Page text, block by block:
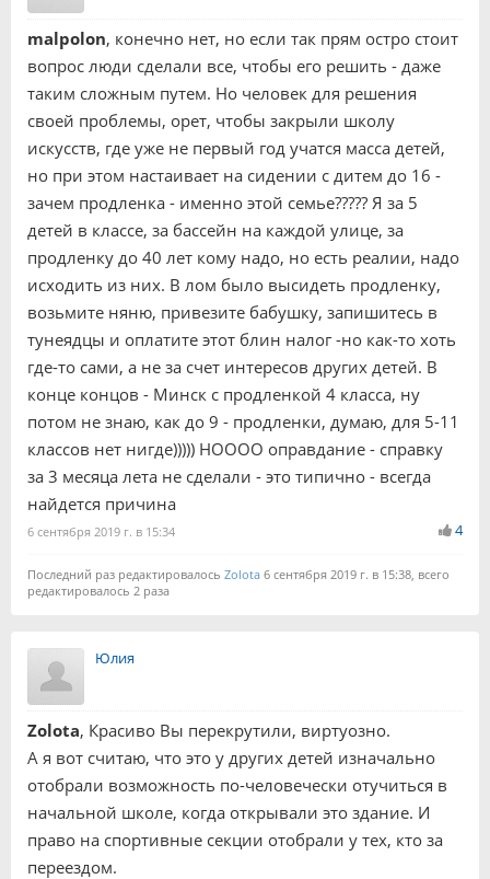
malpolon, конечно нет, но если так прям остро стоит
вопрос люди сделали все, чтобы его решить - даже
таким сложным путем. Но человек для решения
своей проблемы, орет, чтобы закрыли школу
искусств, где уже не первый год учатся масса детей,
но при этом настаивает на сидении с дитем до 16 -
зачем продленка - именно этой семье????? Я за 5
детей в классе, за бассейн на каждой улице, за
продленку до 40 лет кому надо, но есть реалии, надо
исходить из них. В лом было высидеть продленку,
возьмите няню, привезите бабушку, запишитесь в
тунеядцы и оплатите этот блин налог -но как-то хоть
где-то сами, а не за счет интересов других детей. В
конце концов - Минск с продленкой 4 класса, ну
потом не знаю, как до 9 - продленки, думаю, для 5-11
классов нет нигде))))) НОООО оправдание - справку
за 3 месяца лета не сделали - это типично - всегда
найдется причина
6 сентября 2019 г. в 15:34 4
Последний раз редактировалось Zolota 6 сентября 2019 г. в 15:38, всего
редактировалось 2 раза
Юлия
Zolota, Красиво Вы перекрутили, виртуозно.
А я вот считаю, что это у других детей изначально
отобрали возможность по-человечески отучиться в
начальной школе, когда открывали это здание. И
право на спортивные секции отобрали у тех, кто за
переездом.